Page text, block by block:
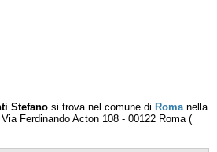
Stefano si trova nel comune di Romanella
Via Ferdinando Acton 108 - 00122 Roma(